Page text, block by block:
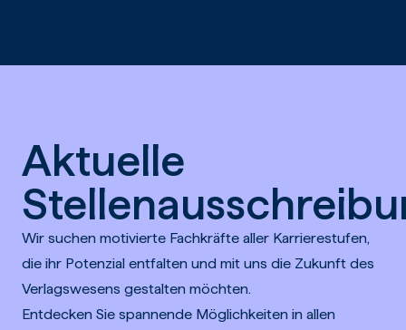
Aktuelle
Wir suchen motivierte Fachkräfte aller Karrierestufen,
die ihr Potenzial entfalten und mit uns die Zukunft des
Verlagswesens gestalten möchten.
Entdecken Sie spannende Möglichkeiten in allen